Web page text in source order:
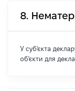
8.
У суб'єкта
об'єкти для